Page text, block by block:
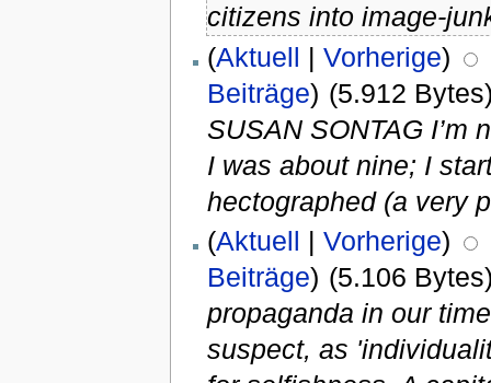
citizens into image-
(Aktuell | Vorherige)
Beiträge) (5.912
SUSAN SONTAG I’m
I was about nine; I
hectographed (a very
(Aktuell | Vorherige)
Beiträge) (5.106
propaganda in our
suspect, as